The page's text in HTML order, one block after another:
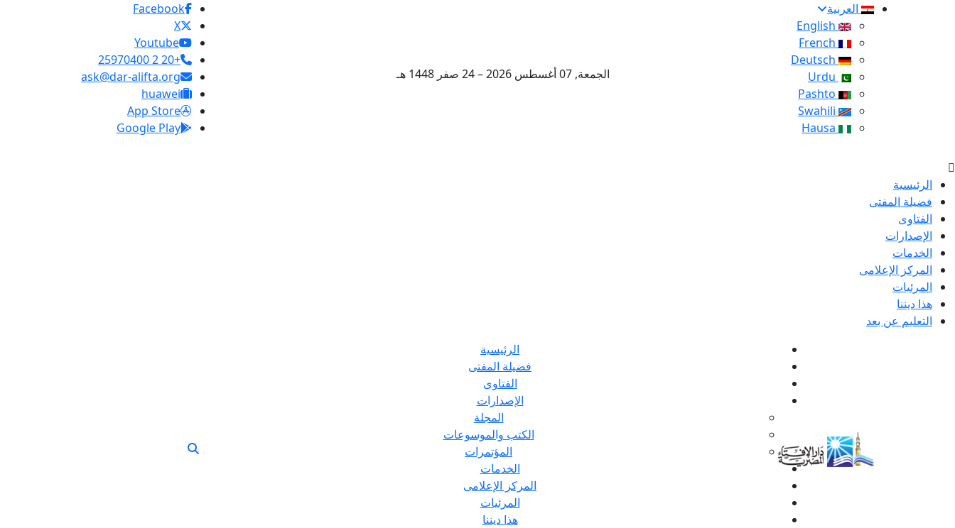
العربية
الجمعة, 07 أغسطس 2026 – 24 صفر 1448 هـ
Facebook
X
Youtube
+20 2 25970400
ask@dar-alifta.org
huawei
App Store
Google Play
الرئيسية
فضيلة المفتى
الفتاوى
الإصدارات
الخدمات
المركز الإعلامى
المرئيات
هذا ديننا
التعليم عن بعد
الرئيسية
فضيلة المفتى
الفتاوى
الإصدارات
المجلة
الكتب والموسوعات
المؤتمرات
الخدمات
المركز الإعلامى
المرئيات
هذا ديننا